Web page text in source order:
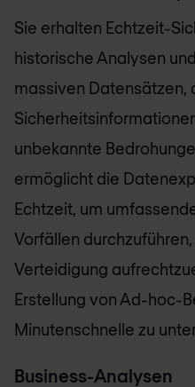
Sie erhalten Echtzeit-
historische Analysen
massiven Datensätzen,
unbekannte
ermöglicht die
Echtzeit, um
Vorfällen
Verteidigung
Erstellung von Ad-hoc-
Minutenschnelle zu
Business-Analysen